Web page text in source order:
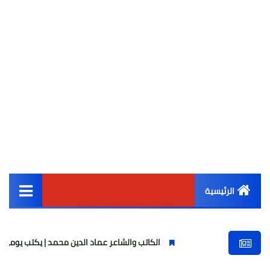
الرئيسية
أخبار مصر
الكاتب والشاعر عماد الدين محمد | يكتب يوميات شاعر